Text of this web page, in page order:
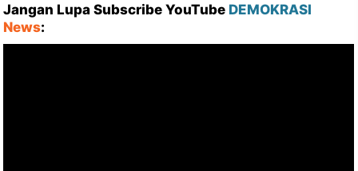
Jangan Lupa Subscribe YouTube DEMOKRASI
News: